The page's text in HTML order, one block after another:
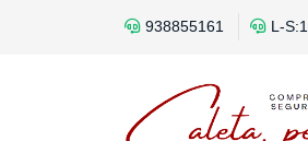
938855161 L-